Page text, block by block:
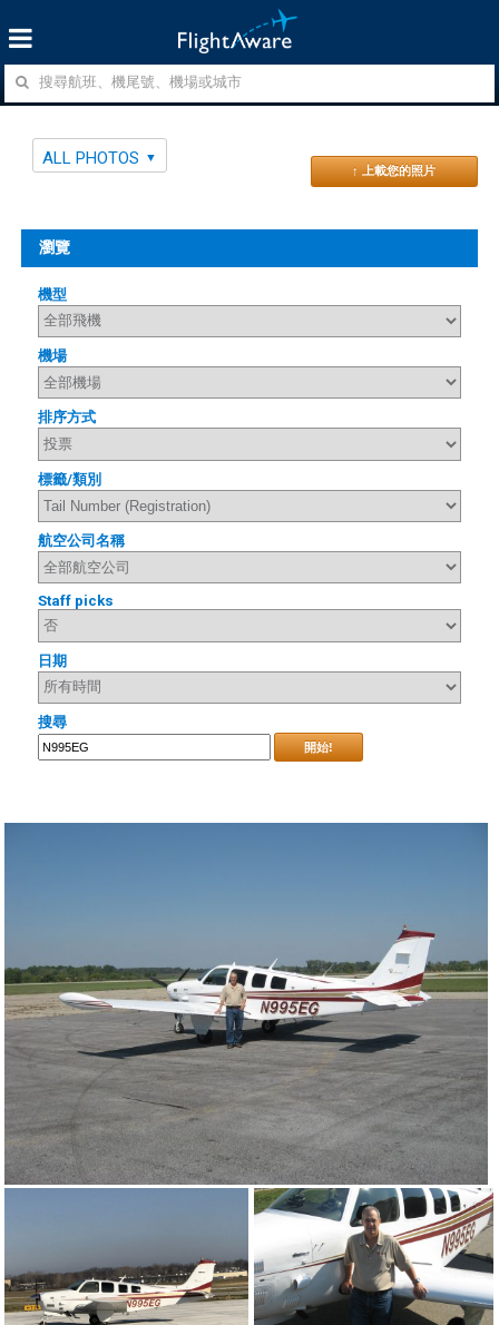
ALL PHOTOS
↑ 上載您的照片
瀏覽
機型
機場
排序方式
標籤/類別
航空公司名稱
Staff picks
日期
搜尋
開始!